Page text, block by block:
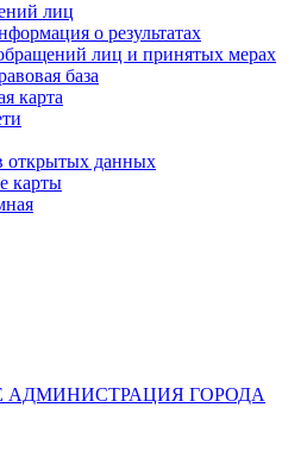
лиц
о результатах
лиц и принятых мерах
база
карта
открытых данных
карты
АДМИНИСТРАЦИЯ ГОРОДА